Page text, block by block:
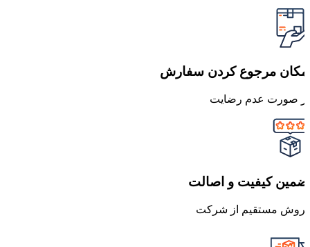
مرجوع کردن سفارش
صورت عدم رضایت
کیفیت و اصالت
مستقیم از شرکت